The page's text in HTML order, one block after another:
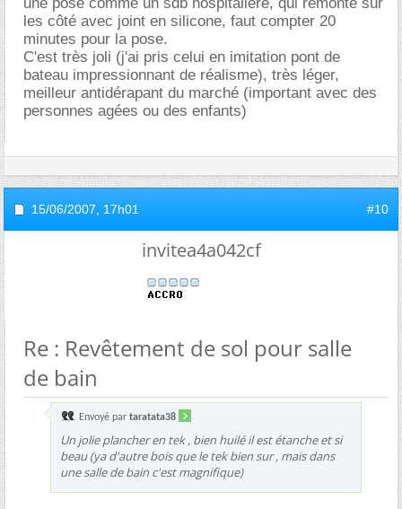
les côté avec joint en silicone, faut compter 20
minutes pour la pose.
C'est très joli (j'ai pris celui en imitation pont de
bateau impressionnant de réalisme), très léger,
meilleur antidérapant du marché (important avec des
personnes agées ou des enfants)
15/06/2007, 17h01 #10
invitea4a042cf
Re : Revêtement de sol pour salle
de bain
Envoyé par taratata38
Un jolie plancher en tek , bien huilé il est étanche et si
beau (ya d'autre bois que le tek bien sur , mais dans
une salle de bain c'est magnifique)